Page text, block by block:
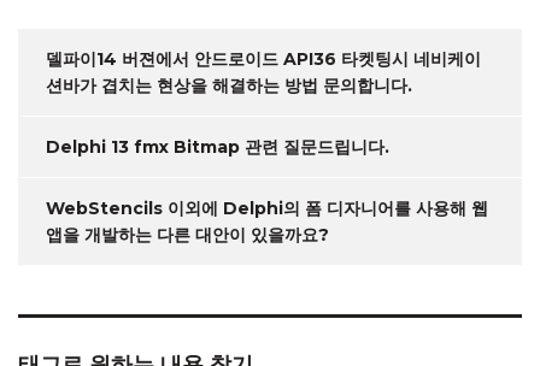
델파이14 버젼에서 안드로이드 API36 타켓팅시 네비케이
션바가 겹치는 현상을 해결하는 방법 문의합니다.
Delphi 13 fmx Bitmap 관련 질문드립니다.
WebStencils 이외에 Delphi의 폼 디자니어를 사용해 웹
앱을 개발하는 다른 대안이 있을까요?